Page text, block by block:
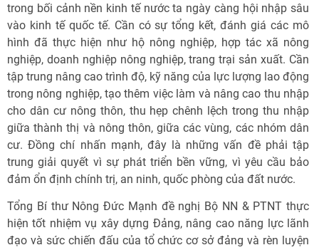
trong bối cảnh nền kinh tế nước ta ngày càng hội nhập sâu
vào kinh tế quốc tế. Cần có sự tổng kết, đánh giá các mô
hình đã thực hiện như hộ nông nghiệp, hợp tác xã nông
nghiệp, doanh nghiệp nông nghiệp, trang trại sản xuất. Cần
tập trung nâng cao trình độ, kỹ năng của lực lượng lao động
trong nông nghiệp, tạo thêm việc làm và nâng cao thu nhập
cho dân cư nông thôn, thu hẹp chênh lệch trong thu nhập
giữa thành thị và nông thôn, giữa các vùng, các nhóm dân
cư. Đồng chí nhấn mạnh, đây là những vấn đề phải tập
trung giải quyết vì sự phát triển bền vững, vì yêu cầu bảo
đảm ổn định chính trị, an ninh, quốc phòng của đất nước.
Tổng Bí thư Nông Đức Mạnh đề nghị Bộ NN & PTNT thực
hiện tốt nhiệm vụ xây dựng Đảng, nâng cao năng lực lãnh
đạo và sức chiến đấu của tổ chức cơ sở đảng và rèn luyện